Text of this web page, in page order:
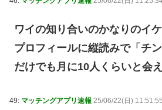
ワイの知り合いのかなりのイ
プロフィールに縦読みで「チ
だけでも月に10人くらいと会
49: マッチングアプリ速報 25/06/22(日)